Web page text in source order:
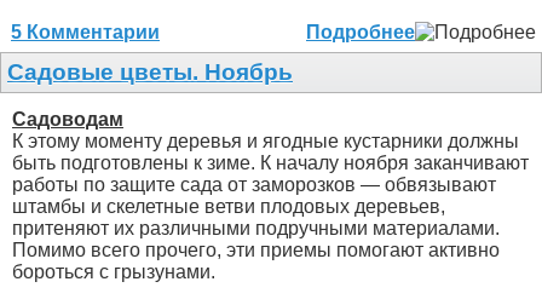
5 Комментарии Подробнее
Садовые цветы. Ноябрь
Садоводам
К этому моменту деревья и ягодные кустарники должны
быть подготовлены к зиме. К началу ноября заканчивают
работы по защите сада от заморозков — обвязывают
штамбы и скелетные ветви плодовых деревьев,
притеняют их различными подручными материалами.
Помимо всего прочего, эти приемы помогают активно
бороться с грызунами.